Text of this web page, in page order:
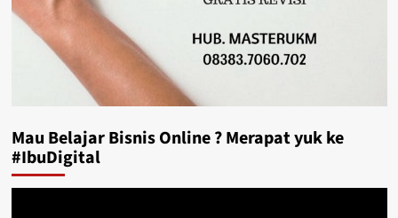
Mau Belajar Bisnis Online ? Merapat yuk ke
#IbuDigital